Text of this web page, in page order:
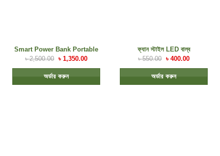
Smart Power Bank Portable
৳2,500.00 ৳ 1,350.00
অর্ডার করুন
ফ্যান স্টাইল LED বাল্ব
৳550.00 ৳ 400.00
অর্ডার করুন